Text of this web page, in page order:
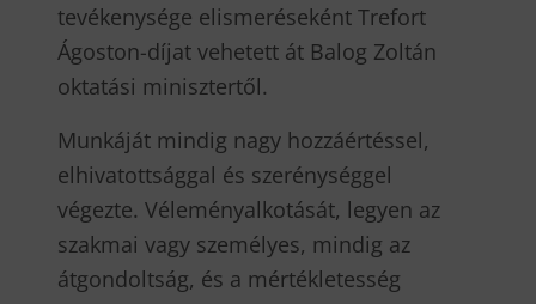
tevékenysége elismeréseként Trefort
Ágoston-díjat vehetett át Balog Zoltán
oktatási minisztertől.
Munkáját mindig nagy hozzáértéssel,
elhivatottsággal és szerénységgel
végezte. Véleményalkotását, legyen az
szakmai vagy személyes, mindig az
átgondoltság, és a mértékletesség